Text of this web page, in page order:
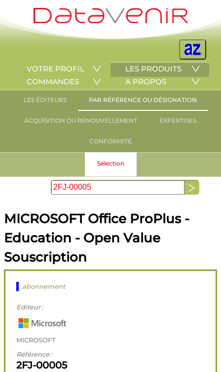
VOTRE PROFIL
LES PRODUITS
COMMANDES
A PROPOS
LES ÉDITEURS PAR RÉFÉRENCE OU DÉSIGNATION
ACQUISITION OU RENOUVELLEMENT EXPERTISES
CONFORMITÉ
Sélection
MICROSOFT Office ProPlus -
Education - Open Value
Souscription
abonnement
Editeur :
MICROSOFT
Référence :
2FJ-00005